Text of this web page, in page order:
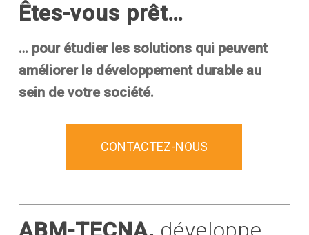
Êtes-vous prêt…
… pour étudier les solutions qui peuvent
améliorer le développement durable au
sein de votre société.
CONTACTEZ-NOUS